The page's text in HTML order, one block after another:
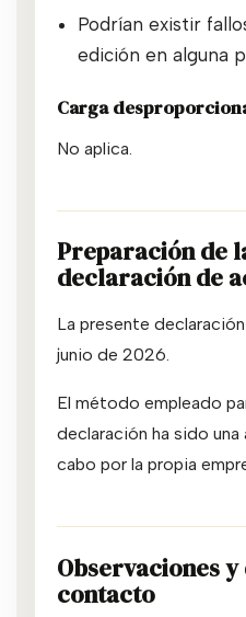
Podrían existir
edición en alguna
Carga
No aplica.
Preparación de
declaración de
La presente
junio de 2026.
El método empleado
declaración ha sido una
cabo por la propia
Observaciones y
contacto